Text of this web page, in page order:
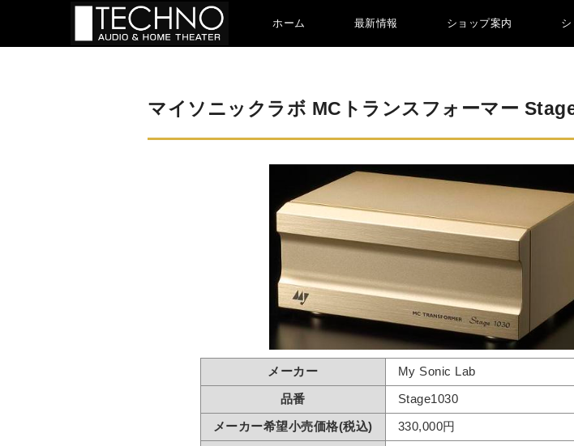
ホーム 最新情報 ショップ案内
マイソニックラボ MCトランスフォーマー
メーカー
My Sonic Lab
品番
Stage1030
メーカー希望小売価格(税込)
330,000円